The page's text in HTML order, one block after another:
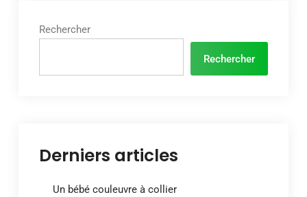
Rechercher
Rechercher
Derniers articles
Un bébé couleuvre à collier